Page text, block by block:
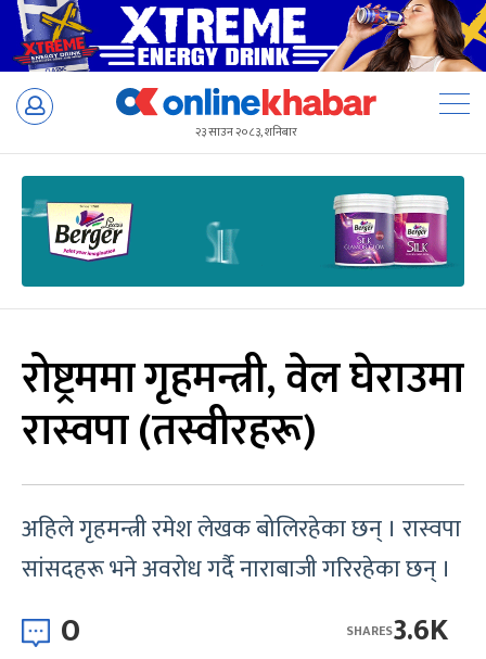
Skip
२३ साउन २०८३, शनिबार
रोष्ट्रममा गृहमन्त्री, वेल घेराउमा
रास्वपा (तस्वीरहरू)
अहिले गृहमन्त्री रमेश लेखक बोलिरहेका छन् । रास्वपा
सांसदहरू भने अवरोध गर्दै नाराबाजी गरिरहेका छन् ।
0 3.6K
SHARES